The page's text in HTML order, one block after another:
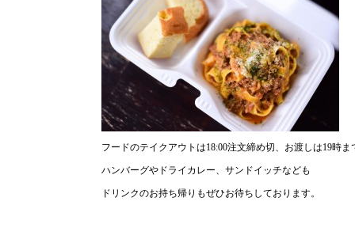
フードのテイクアウトは18:00注文締め切、お渡しは19時ま
ハンバーグやドライカレー、サンドイッチなども
ドリンクのお持ち帰りもぜひお待ちしております。